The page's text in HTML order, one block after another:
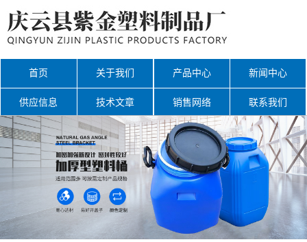
首页 关于我们 产品中心 新闻中心
供应信息 技术文章 销售网络 联系我们
网站地图